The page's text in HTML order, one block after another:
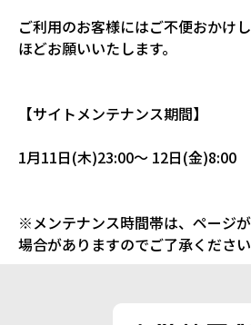
ご利用のお客様にはご不便おかけ
ほどお願いいたします。
【サイトメンテナンス期間】
1月11日(木)23:00～ 12日(金)8:00
※メンテナンス時間帯は、ページ
場合がありますのでご了承ください